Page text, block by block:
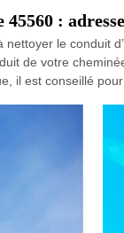
:
le conduit
de votre
il est conseillé